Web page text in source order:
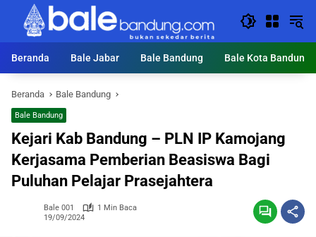
Langsung
konten
Beranda
Bale Jabar Bale Bandung Bale Kota Bandung
Beranda Bale Bandung
Bale Bandung
Kejari Kab Bandung – PLN IP Kamojang
Kerjasama Pemberian Beasiswa Bagi
Puluhan Pelajar Prasejahtera
Bale 001
1 Min Baca
19/09/2024